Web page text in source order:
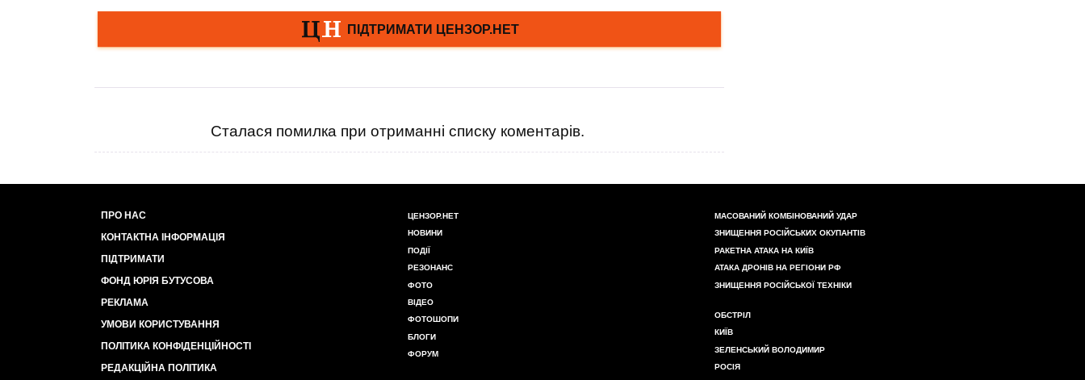
Сталася помилка при отриманні списку коментарів.
ПРО НАС
КОНТАКТНА ІНФОРМАЦІЯ
ПІДТРИМАТИ
ФОНД ЮРІЯ БУТУСОВА
РЕКЛАМА
УМОВИ КОРИСТУВАННЯ
ПОЛІТИКА КОНФІДЕНЦІЙНОСТІ
РЕДАКЦІЙНА ПОЛІТИКА
ЦЕНЗОР.НЕТ
НОВИНИ
ПОДІЇ
РЕЗОНАНС
ФОТО
ВІДЕО
ФОТОШОПИ
БЛОГИ
ФОРУМ
МАСОВАНИЙ КОМБІНОВАНИЙ УДАР
ЗНИЩЕННЯ РОСІЙСЬКИХ ОКУПАНТІВ
РАКЕТНА АТАКА НА КИЇВ
АТАКА ДРОНІВ НА РЕГІОНИ РФ
ЗНИЩЕННЯ РОСІЙСЬКОЇ ТЕХНІКИ
ОБСТРІЛ
КИЇВ
ЗЕЛЕНСЬКИЙ ВОЛОДИМИР
РОСІЯ